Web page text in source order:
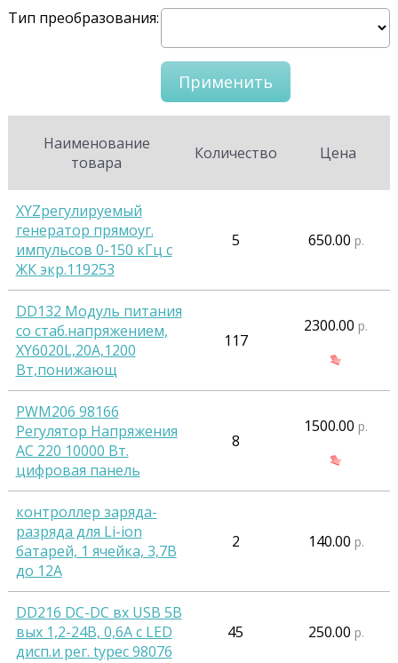
Тип преобразования:
Наименование
товара
Количество Цена
XYZрегулируемый
генератор прямоуг.
импульсов 0-150 кГц с
ЖК экр.119253
5 650.00 р.
DD132 Модуль питания
со стаб.напряжением,
XY6020L,20A,1200
Вт,понижающ
117
2300.00 р.
PWM206 98166
Регулятор Напряжения
АС 220 10000 Вт.
цифровая панель
8
1500.00 р.
контроллер заряда-
разряда для Li-ion
батарей, 1 ячейка, 3,7В
до 12А
2 140.00 р.
DD216 DC-DC вх USB 5В
вых 1,2-24В, 0,6A с LED
дисп.и рег. typec 98076
45 250.00 р.